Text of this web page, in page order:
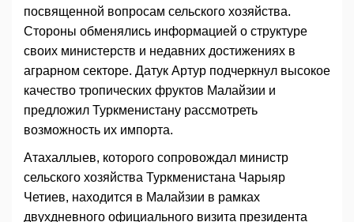
посвященной вопросам сельского хозяйства.
Стороны обменялись информацией о структуре
своих министерств и недавних достижениях в
аграрном секторе. Датук Артур подчеркнул высокое
качество тропических фруктов Малайзии и
предложил Туркменистану рассмотреть
возможность их импорта.
Атахаллыев, которого сопровождал министр
сельского хозяйства Туркменистана Чарыяр
Четиев, находится в Малайзии в рамках
двухдневного официального визита президента